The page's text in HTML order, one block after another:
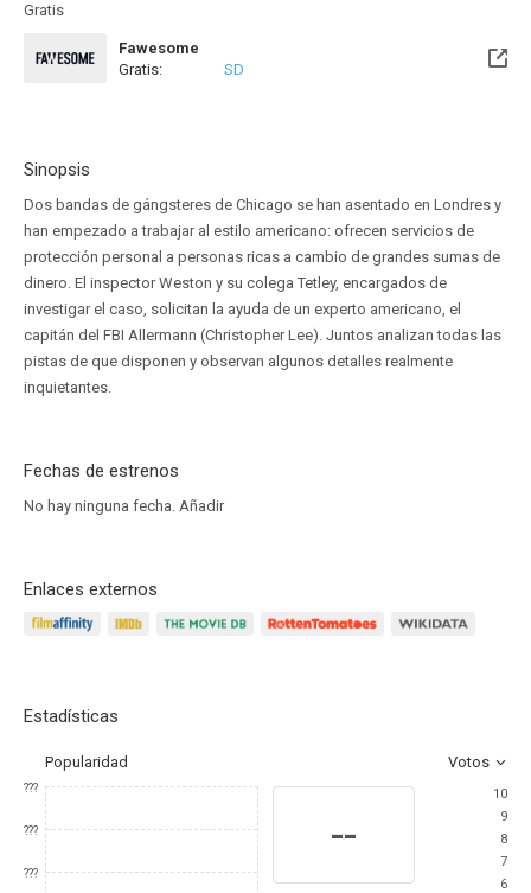
Gratis
Fawesome
Gratis:
SD
Sinopsis
Dos bandas de gángsteres de Chicago se han asentado en Londres y
han empezado a trabajar al estilo americano: ofrecen servicios de
protección personal a personas ricas a cambio de grandes sumas de
dinero. El inspector Weston y su colega Tetley, encargados de
investigar el caso, solicitan la ayuda de un experto americano, el
capitán del FBI Allermann (Christopher Lee). Juntos analizan todas las
pistas de que disponen y observan algunos detalles realmente
inquietantes.
Fechas de estrenos
No hay ninguna fecha. Añadir
Enlaces externos
Estadísticas
Popularidad Votos
???
???
???
--
10
9
8
7
6